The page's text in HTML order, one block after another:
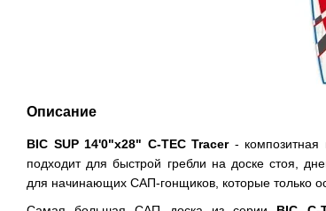
Описание
BIC SUP 14'0"x28" C-TEC Tracer- композитная
подходит для быстрой гребли на доске стоя,
для начинающих САП-гонщиков, которые только